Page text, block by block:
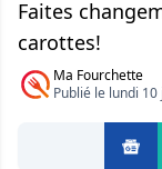
Faites
carottes!
Ma Fourchette
Publié le lundi